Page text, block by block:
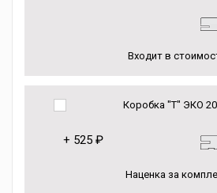
Входит в
Коробка "Т" ЭКО
+ 525 ₽
Наценка за